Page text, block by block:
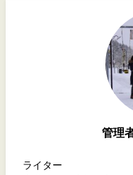
管理
ライター